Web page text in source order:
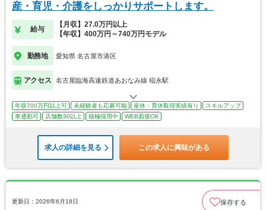
産・育児・介護をしっかりサポートします。
給与
【月収】27.0万円以上
【年収】400万円～740万円モデル
勤務地 愛知県 名古屋市港区
アクセス 名古屋臨海高速鉄道あおなみ線 稲永駅
年収700万円以上可 未経験者も応募可能 産休・育休取得実績有り
スキルアップ
車通勤可
店舗数30以上 積極採用中 WEB面接OK
求人の詳細を見る この求人に興味がある
更新日：2026年6月18日 保存する